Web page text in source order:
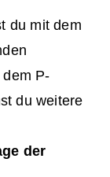
du mit dem
dem P-
du weitere
der